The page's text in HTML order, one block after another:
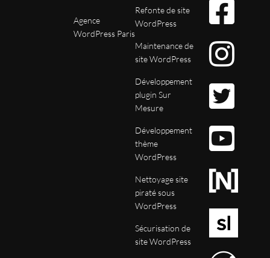
Agence
WordPress Paris
Refonte de site
WordPress
Maintenance de
site WordPress
Développement
plugin Sur
Mesure
Développement
thème
WordPress
Nettoyage site
piraté sous
WordPress
Sécurisation de
site WordPress